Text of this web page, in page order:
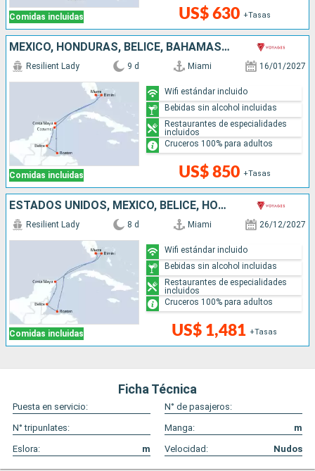
Comidas incluidas US$ 630 +Tasas
MÉXICO, HONDURAS, BELICE, BAHAMAS, ESTADOS UNIDOS
Comidas incluidas
Resilient Lady 9 d Miami 16/01/2027
US$ 850 +Tasas
Wifi estándar incluido
Bebidas sin alcohol incluidas
Restaurantes de especialidades
incluidos
Cruceros 100% para adultos
ESTADOS UNIDOS, MÉXICO, BELICE, HONDURAS, BAHAMAS
Comidas incluidas
Resilient Lady 8 d Miami 26/12/2027
US$ 1,481 +Tasas
Wifi estándar incluido
Bebidas sin alcohol incluidas
Restaurantes de especialidades
incluidos
Cruceros 100% para adultos
Ficha Técnica
Puesta en servicio:
N° de pasajeros:
N° tripunlates:
Manga:
m
Eslora:
m Velocidad: Nudos